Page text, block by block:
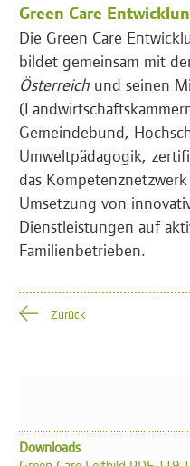
Green Care
Die Green Care
bildet gemeinsam mit
Österreich und seinen
Gemeindebund,
Umweltpädagogik,
das
Umsetzung von
Dienstleistungen auf
Familienbetrieben.
Zurück
Downloads